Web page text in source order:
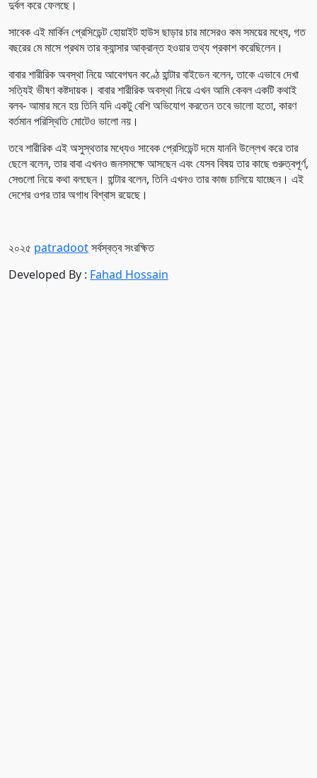
দুর্বল করে ফেলছে।
সাবেক এই মার্কিন প্রেসিডেন্ট হোয়াইট হাউস ছাড়ার চার মাসেরও কম সময়ের মধ্যে, গত
বছরের মে মাসে প্রথম তার ক্যান্সার আক্রান্ত হওয়ার তথ্য প্রকাশ করেছিলেন।
বাবার শারীরিক অবস্থা নিয়ে আবেগঘন কণ্ঠে হান্টার বাইডেন বলেন, তাকে এভাবে দেখা
সত্যিই ভীষণ কষ্টদায়ক। বাবার শারীরিক অবস্থা নিয়ে এখন আমি কেবল একটি কথাই
বলব- আমার মনে হয় তিনি যদি একটু বেশি অভিযোগ করতেন তবে ভালো হতো, কারণ
বর্তমান পরিস্থিতি মোটেও ভালো নয়।
তবে শারীরিক এই অসুস্থতার মধ্যেও সাবেক প্রেসিডেন্ট দমে যাননি উল্লেখ করে তার
ছেলে বলেন, তার বাবা এখনও জনসমক্ষে আসছেন এবং যেসব বিষয় তার কাছে গুরুত্বপূর্ণ,
সেগুলো নিয়ে কথা বলছেন। হান্টার বলেন, তিনি এখনও তার কাজ চালিয়ে যাচ্ছেন। এই
দেশের ওপর তার অগাধ বিশ্বাস রয়েছে।
২০২৫ patradootসর্বস্বত্ব সংরক্ষিত
Developed By : Fahad Hossain